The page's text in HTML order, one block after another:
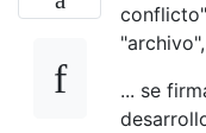
... se